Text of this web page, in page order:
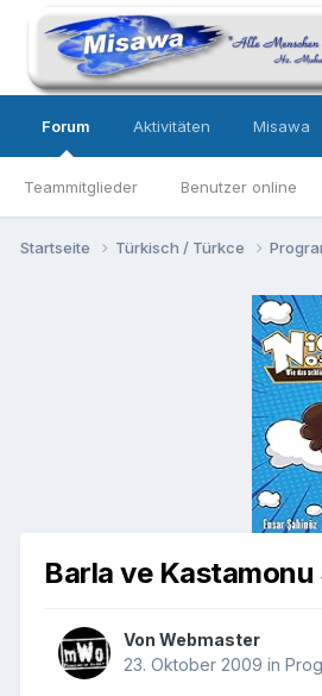
Forum
Teammitglieder Benutzer online
Aktivitäten Misawa
Startseite Türkisch / Türkce
Barla ve
Von Webmaster
23. Oktober 2009 in